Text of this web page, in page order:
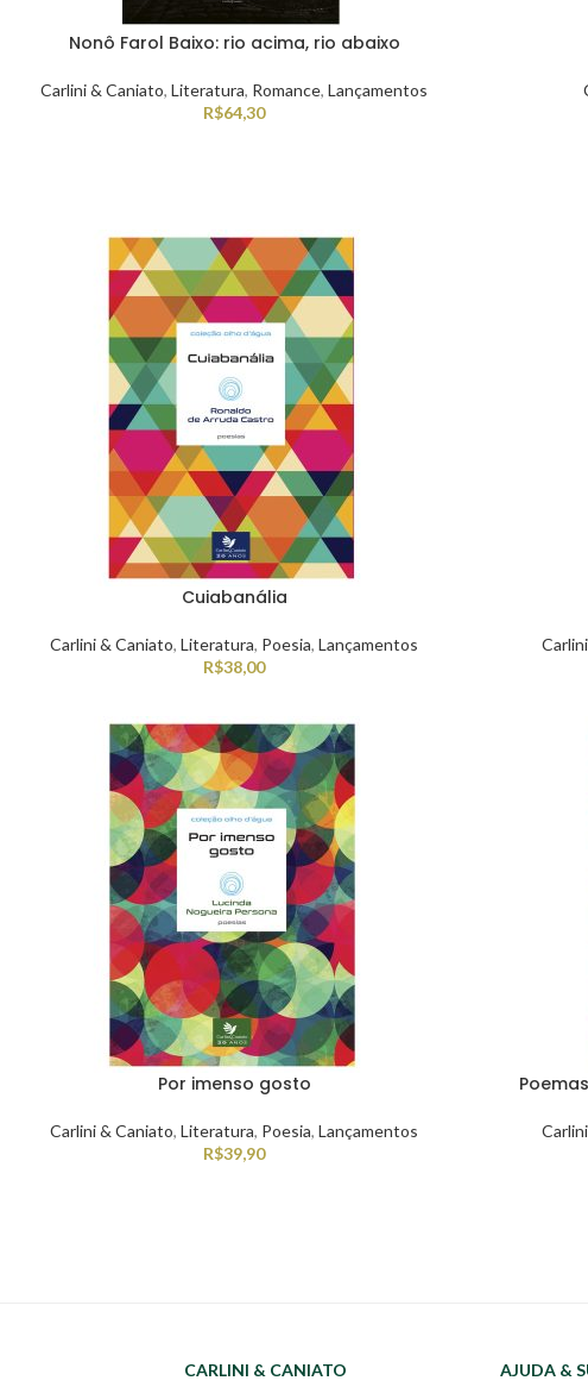
Nonô Farol Baixo: rio acima, rio abaixo
Carlini & Caniato, Literatura, Romance, Lançamentos
R$64,30
Cuiabanália
Carlini & Caniato, Literatura, Poesia, Lançamentos
R$38,00
Por imenso gosto
Carlini & Caniato, Literatura, Poesia, Lançamentos
R$39,90
CARLINI & CANIATO AJUDA &